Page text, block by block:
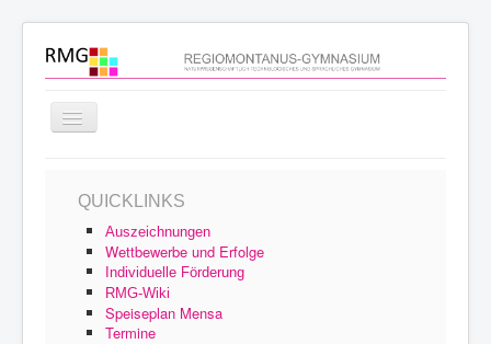
Navigation
an/aus
Schulprofil
Schulfamilie
Unterricht
Schulleben
QUICKLINKS
Auszeichnungen
Wettbewerbe und Erfolge
Individuelle Förderung
RMG-Wiki
Speiseplan Mensa
Termine